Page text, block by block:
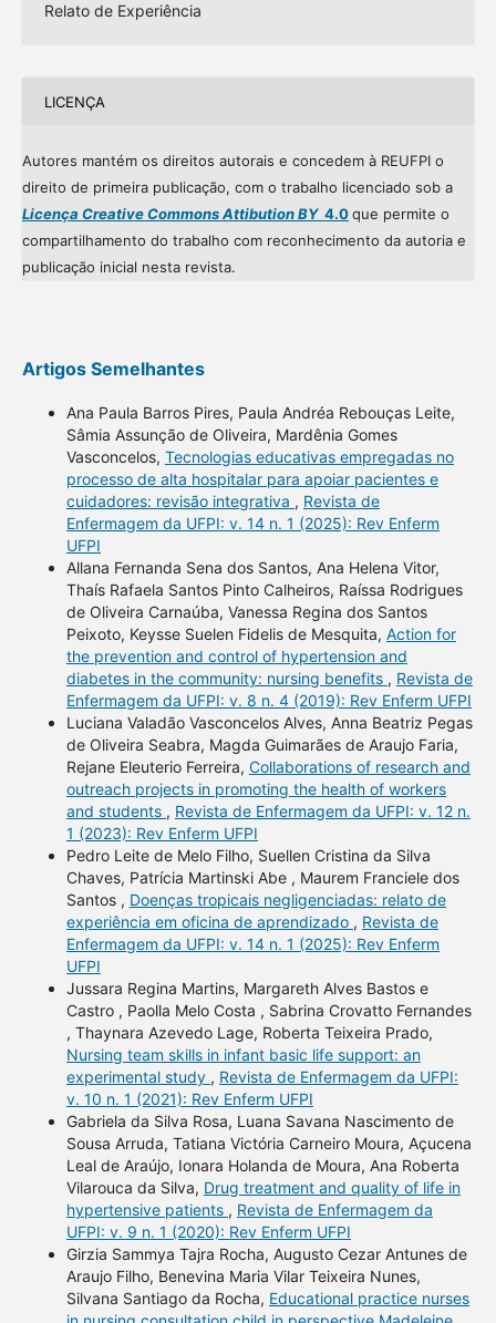
Relato de Experiência
LICENÇA
Autores mantém os direitos autorais e concedem à REUFPI o
direito de primeira publicação, com o trabalho licenciado sob a
Licença Creative Commons Attibution BY4.0que permite o
compartilhamento do trabalho com reconhecimento da autoria e
publicação inicial nesta revista.
Artigos Semelhantes
Ana Paula Barros Pires, Paula Andréa Rebouças Leite,
Sâmia Assunção de Oliveira, Mardênia Gomes
Vasconcelos, Tecnologias educativas empregadas no
processo de alta hospitalar para apoiar pacientes e
cuidadores: revisão integrativa , Revista de
Enfermagem da UFPI: v. 14 n. 1 (2025): Rev Enferm
UFPI
Allana Fernanda Sena dos Santos, Ana Helena Vitor,
Thaís Rafaela Santos Pinto Calheiros, Raíssa Rodrigues
de Oliveira Carnaúba, Vanessa Regina dos Santos
Peixoto, Keysse Suelen Fidelis de Mesquita, Action for
the prevention and control of hypertension and
diabetes in the community: nursing benefits , Revista de
Enfermagem da UFPI: v. 8 n. 4 (2019): Rev Enferm UFPI
Luciana Valadão Vasconcelos Alves, Anna Beatriz Pegas
de Oliveira Seabra, Magda Guimarães de Araujo Faria,
Rejane Eleuterio Ferreira, Collaborations of research and
outreach projects in promoting the health of workers
and students , Revista de Enfermagem da UFPI: v. 12 n.
1 (2023): Rev Enferm UFPI
Pedro Leite de Melo Filho, Suellen Cristina da Silva
Chaves, Patrícia Martinski Abe , Maurem Franciele dos
Santos , Doenças tropicais negligenciadas: relato de
experiência em oficina de aprendizado , Revista de
Enfermagem da UFPI: v. 14 n. 1 (2025): Rev Enferm
UFPI
Jussara Regina Martins, Margareth Alves Bastos e
Castro , Paolla Melo Costa , Sabrina Crovatto Fernandes
, Thaynara Azevedo Lage, Roberta Teixeira Prado,
Nursing team skills in infant basic life support: an
experimental study , Revista de Enfermagem da UFPI:
v. 10 n. 1 (2021): Rev Enferm UFPI
Gabriela da Silva Rosa, Luana Savana Nascimento de
Sousa Arruda, Tatiana Victória Carneiro Moura, Açucena
Leal de Araújo, Ionara Holanda de Moura, Ana Roberta
Vilarouca da Silva, Drug treatment and quality of life in
hypertensive patients , Revista de Enfermagem da
UFPI: v. 9 n. 1 (2020): Rev Enferm UFPI
Girzia Sammya Tajra Rocha, Augusto Cezar Antunes de
Araujo Filho, Benevina Maria Vilar Teixeira Nunes,
Silvana Santiago da Rocha, Educational practice nurses